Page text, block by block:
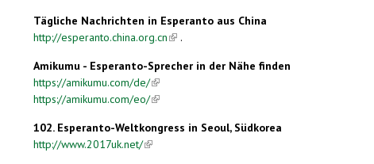
Tägliche Nachrichten in Esperanto aus China
http://esperanto.china.org.cn(link is external)
.
Amikumu - Esperanto-Sprecher in der Nähe finden
https://amikumu.com/de/(link is external)
https://amikumu.com/eo/(link is external)
102. Esperanto-Weltkongress in Seoul, Südkorea
http://www.2017uk.net/(link is external)